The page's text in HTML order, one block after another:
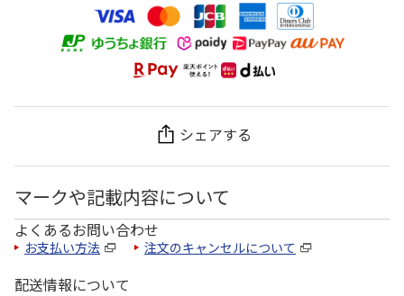
シェアする
マークや記載内容について
よくあるお問い合わせ
お支払い方法 注文のキャンセルについて
配送情報について